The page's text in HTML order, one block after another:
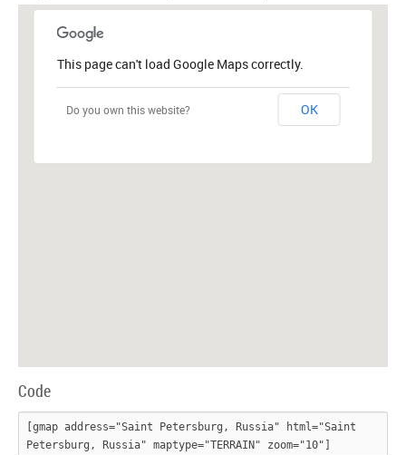
This page can't load Google Maps correctly.
Do you own this website? OK
Code
[gmap address="Saint Petersburg, Russia" html="Saint
Petersburg, Russia" maptype="TERRAIN" zoom="10"]